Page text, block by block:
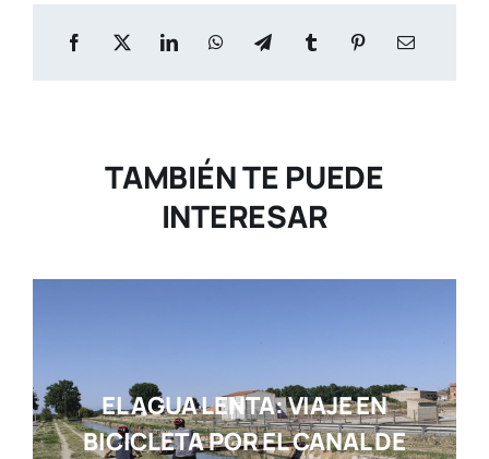
TAMBIÉN TE PUEDE
INTERESAR
EL AGUA LENTA: VIAJE EN
BICICLETA POR EL CANAL DE